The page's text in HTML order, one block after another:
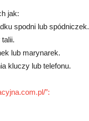
jak:
spodni lub spódniczek.
lub marynarek.
kluczy lub telefonu.
”: